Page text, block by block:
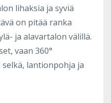
lihaksia ja syviä
on pitää ranka
ja alavartalon välillä.
vaan 360°
lantionpohja ja